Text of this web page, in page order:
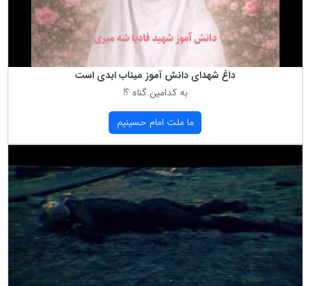
داغ شهدای دانش آموز میناب ابدی است
به كدامین گناه ؟!
ما ملت امام حسینیم